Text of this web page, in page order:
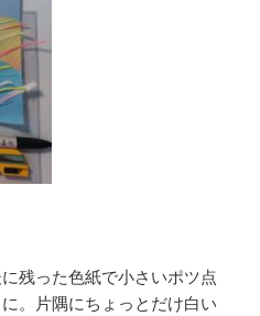
残った色紙で小さいポツ点
。片隅にちょっとだけ白い